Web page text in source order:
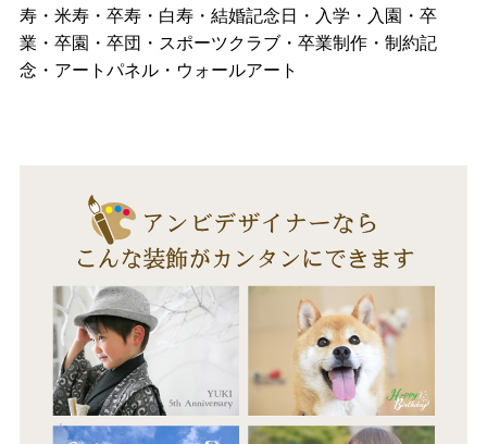
寿・米寿・卒寿・白寿・結婚記念日・入学・入園・卒
業・卒園・卒団・スポーツクラブ・卒業制作・制約記
念・アートパネル・ウォールアート